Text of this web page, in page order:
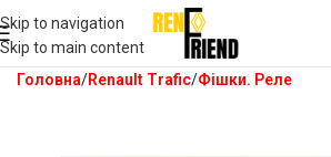
Skip to navigation
Skip to main content
Головна Renault Trafic Фішки. Реле